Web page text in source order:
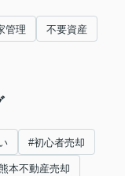
管理 不要資産
#初心者売却
本不動産売却